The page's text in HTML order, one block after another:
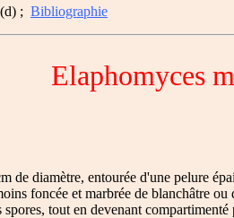
; Bibliographie
Elaphomyces
de diamètre, entourée d'une pelure
foncée et marbrée de blanchâtre
tout en devenant compartimenté